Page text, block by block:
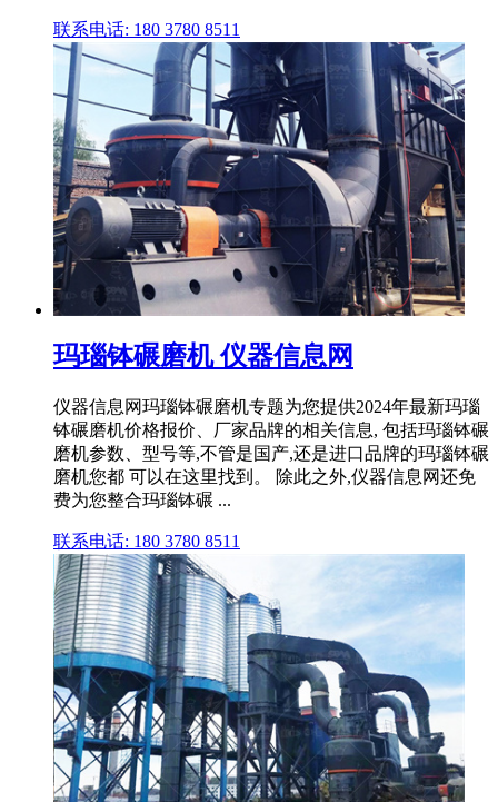
联系电话: 180 3780 8511
玛瑙钵碾磨机 仪器信息网
仪器信息网玛瑙钵碾磨机专题为您提供2024年最新玛瑙
钵碾磨机价格报价、厂家品牌的相关信息, 包括玛瑙钵碾
磨机参数、型号等,不管是国产,还是进口品牌的玛瑙钵碾
磨机您都 可以在这里找到。 除此之外,仪器信息网还免
费为您整合玛瑙钵碾 ...
联系电话: 180 3780 8511